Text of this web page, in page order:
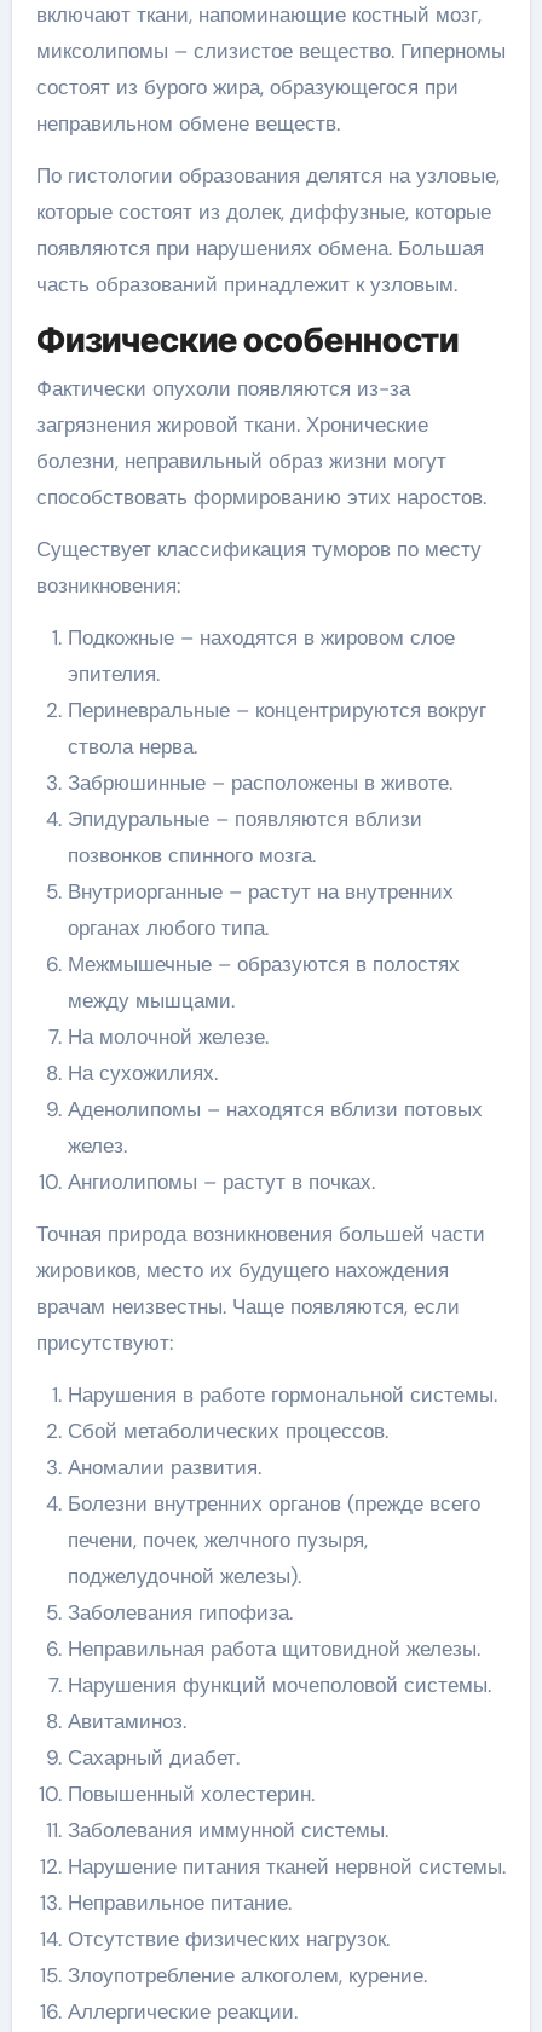
включают ткани, напоминающие костный мозг,
миксолипомы – слизистое вещество. Гиперномы
состоят из бурого жира, образующегося при
неправильном обмене веществ.
По гистологии образования делятся на узловые,
которые состоят из долек, диффузные, которые
появляются при нарушениях обмена. Большая
часть образований принадлежит к узловым.
Физические особенности
Фактически опухоли появляются из-за
загрязнения жировой ткани. Хронические
болезни, неправильный образ жизни могут
способствовать формированию этих наростов.
Существует классификация туморов по месту
возникновения:
Подкожные – находятся в жировом слое
эпителия.
Периневральные – концентрируются вокруг
ствола нерва.
Забрюшинные – расположены в животе.
Эпидуральные – появляются вблизи
позвонков спинного мозга.
Внутриорганные – растут на внутренних
органах любого типа.
Межмышечные – образуются в полостях
между мышцами.
На молочной железе.
На сухожилиях.
Аденолипомы – находятся вблизи потовых
желез.
Ангиолипомы – растут в почках.
Точная природа возникновения большей части
жировиков, место их будущего нахождения
врачам неизвестны. Чаще появляются, если
присутствуют:
Нарушения в работе гормональной системы.
Сбой метаболических процессов.
Аномалии развития.
Болезни внутренних органов (прежде всего
печени, почек, желчного пузыря,
поджелудочной железы).
Заболевания гипофиза.
Неправильная работа щитовидной железы.
Нарушения функций мочеполовой системы.
Авитаминоз.
Сахарный диабет.
Повышенный холестерин.
Заболевания иммунной системы.
Нарушение питания тканей нервной системы.
Неправильное питание.
Отсутствие физических нагрузок.
Злоупотребление алкоголем, курение.
Аллергические реакции.